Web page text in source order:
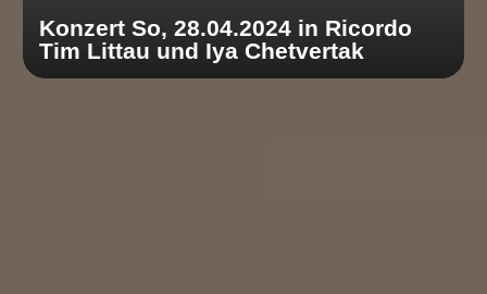
Konzert So, 28.04.2024 in Ricordo
Tim Littau und Iya Chetvertak